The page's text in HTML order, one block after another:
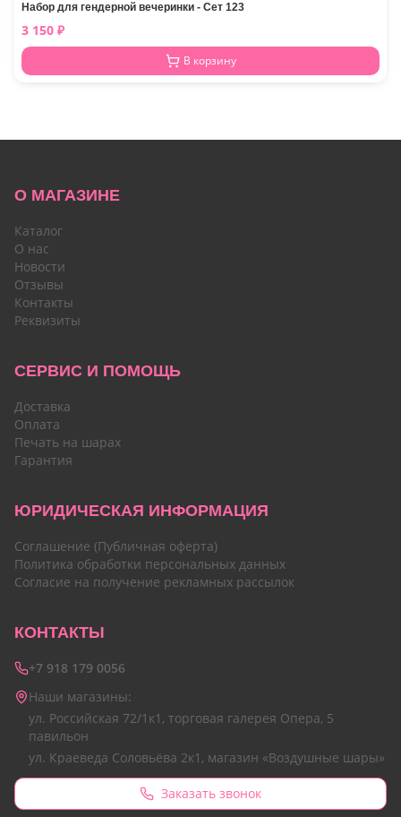
Набор для гендерной вечеринки - Сет 123
3 150 ₽
В корзину
О МАГАЗИНЕ
Каталог
О нас
Новости
Отзывы
Контакты
Реквизиты
СЕРВИС И ПОМОЩЬ
Доставка
Оплата
Печать на шарах
Гарантия
ЮРИДИЧЕСКАЯ ИНФОРМАЦИЯ
Соглашение (Публичная оферта)
Политика обработки персональных данных
Согласие на получение рекламных рассылок
КОНТАКТЫ
+7 918 179 0056
Наши магазины:
ул. Российская 72/1к1, торговая галерея Опера, 5
павильон
ул. Краеведа Соловьёва 2к1, магазин «Воздушные шары»
Заказать звонок